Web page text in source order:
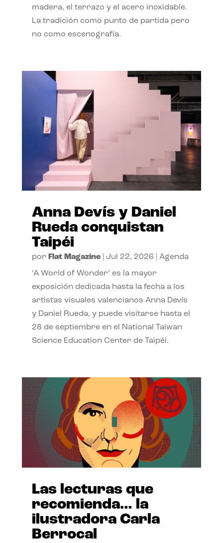
madera, el terrazo y el acero inoxidable.
La tradición como punto de partida pero
no como escenografía.
Anna Devís y Daniel
Rueda conquistan
Taipéi
por Flat Magazine| Jul 22, 2026 Agenda
‘A World of Wonder’ es la mayor
exposición dedicada hasta la fecha a los
artistas visuales valencianos Anna Devís
y Daniel Rueda, y puede visitarse hasta el
28 de septiembre en el National Taiwan
Science Education Center de Taipéi.
Las lecturas que
recomienda… la
ilustradora Carla
Berrocal